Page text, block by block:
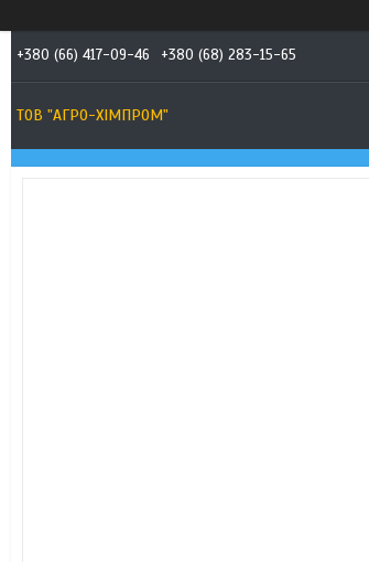
+380 (66) 417-09-46 +380 (68) 283-15-65
ТОВ "АГРО-ХІМПРОМ"